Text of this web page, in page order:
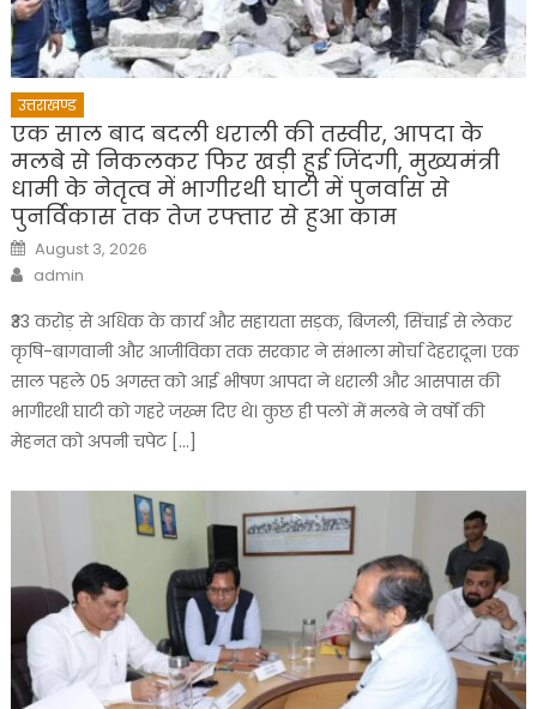
उत्तराखण्ड
एक साल बाद बदली धराली की तस्वीर, आपदा के
मलबे से निकलकर फिर खड़ी हुई जिंदगी, मुख्यमंत्री
धामी के नेतृत्व में भागीरथी घाटी में पुनर्वास से
पुनर्विकास तक तेज रफ्तार से हुआ काम
Posted
on
August 3, 2026
Author
admin
₹33 करोड़ से अधिक के कार्य और सहायता सड़क, बिजली, सिंचाई से लेकर
कृषि-बागवानी और आजीविका तक सरकार ने संभाला मोर्चा देहरादून। एक
साल पहले 05 अगस्त को आई भीषण आपदा ने धराली और आसपास की
भागीरथी घाटी को गहरे जख्म दिए थे। कुछ ही पलों में मलबे ने वर्षों की
मेहनत को अपनी चपेट […]